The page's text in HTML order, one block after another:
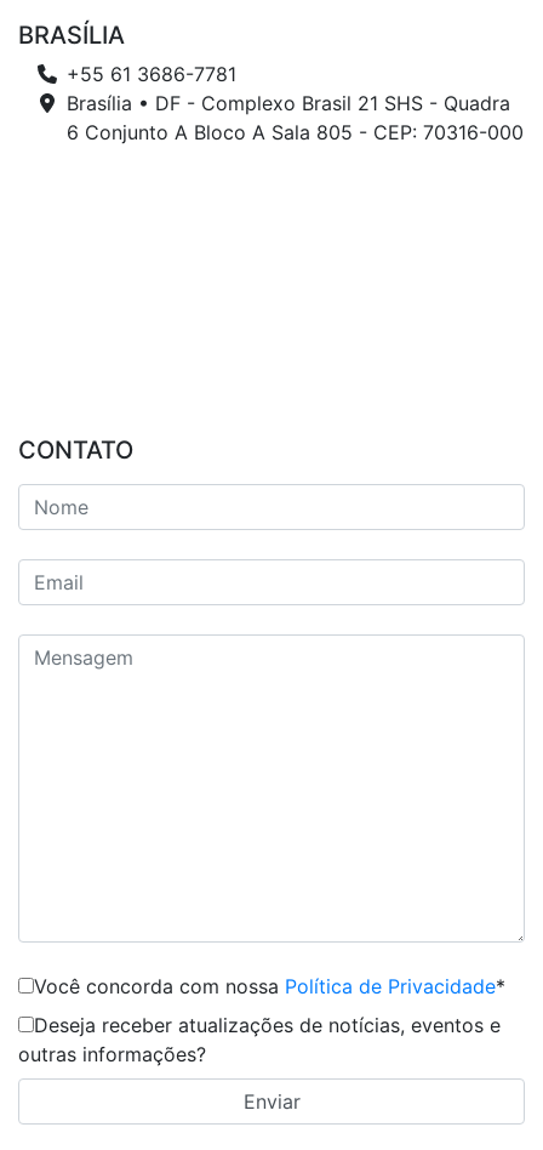
BRASÍLIA
+55 61 3686-7781
Brasília • DF - Complexo Brasil 21 SHS - Quadra
6 Conjunto A Bloco A Sala 805 - CEP: 70316-000
CONTATO
Você concorda com nossa Política de Privacidade*
Deseja receber atualizações de notícias, eventos e
outras informações?